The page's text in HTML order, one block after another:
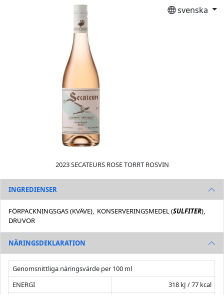
svenska
2023 SECATEURS ROSE TORRT ROSVIN
INGREDIENSER
FÖRPACKNINGSGAS (KVÄVE), KONSERVERINGSMEDEL (SULFITER),
DRUVOR
NÄRINGSDEKLARATION
Genomsnittliga näringsvärde per 100 ml
ENERGI
318 kJ / 77 kcal